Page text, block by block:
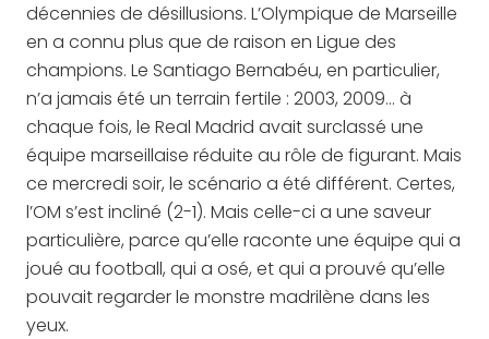
décennies de désillusions. L’Olympique de Marseille
en a connu plus que de raison en Ligue des
champions. Le Santiago Bernabéu, en particulier,
n’a jamais été un terrain fertile : 2003, 2009… à
chaque fois, le Real Madrid avait surclassé une
équipe marseillaise réduite au rôle de figurant. Mais
ce mercredi soir, le scénario a été différent. Certes,
l’OM s’est incliné (2-1). Mais celle-ci a une saveur
particulière, parce qu’elle raconte une équipe qui a
joué au football, qui a osé, et qui a prouvé qu’elle
pouvait regarder le monstre madrilène dans les
yeux.